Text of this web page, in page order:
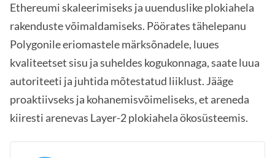
Ethereumi skaleerimiseks ja uuenduslike plokiahela
rakenduste võimaldamiseks. Pöörates tähelepanu
Polygonile eriomastele märksõnadele, luues
kvaliteetset sisu ja suheldes kogukonnaga, saate luua
autoriteeti ja juhtida mõtestatud liiklust. Jääge
proaktiivseks ja kohanemisvõimeliseks, et areneda
kiiresti arenevas Layer-2 plokiahela ökosüsteemis.